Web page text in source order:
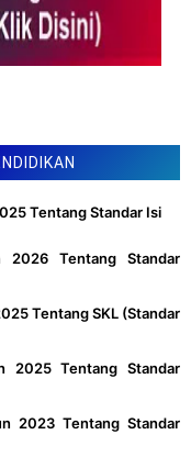
Tentang Standar Isi
2026 Tentang Standar
Tentang SKL (Standar
2025 Tentang Standar
2023 Tentang Standar